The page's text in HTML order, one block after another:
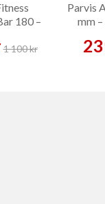
180 –
1 100 kr
Parvis
mm